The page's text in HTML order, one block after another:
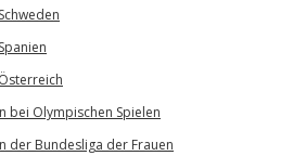
bei Olympischen Spielen
der Bundesliga der Frauen